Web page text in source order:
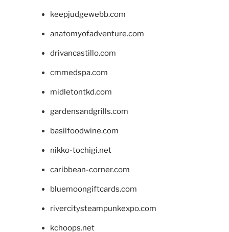
keepjudgewebb.com
anatomyofadventure.com
drivancastillo.com
cmmedspa.com
midletontkd.com
gardensandgrills.com
basilfoodwine.com
nikko-tochigi.net
caribbean-corner.com
bluemoongiftcards.com
rivercitysteampunkexpo.com
kchoops.net